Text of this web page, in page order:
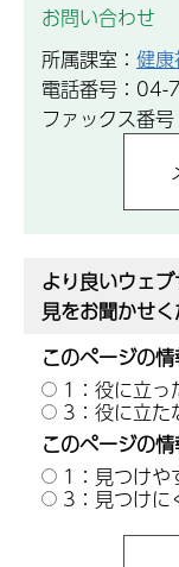
お問い合わせ
所属課室： 健
電話番号：
ファックス番
より良いウェ
見をお聞かせ
このページの
1：役に立っ
3：役に立た
このページの
1：見つけや
3：見つけに